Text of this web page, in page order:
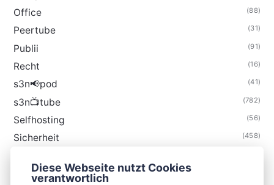
Office (88)
Peertube (31)
Publii (91)
Recht (16)
s3n📢pod (41)
s3n📺tube (782)
Selfhosting (56)
Sicherheit (458)
Thunderbird
Diese Webseite nutzt Cookies
verantwortlich